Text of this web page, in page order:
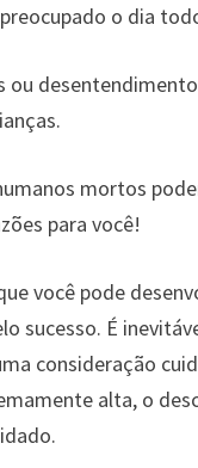
o dia
ou
mortos
para você!
você pode
sucesso. É
consideração
alta, o